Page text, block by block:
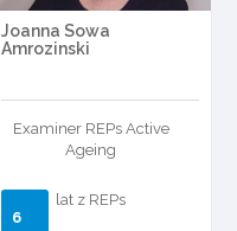
Joanna Sowa
Amrozinski
Examiner REPs Active
Ageing
6
lat z REPs